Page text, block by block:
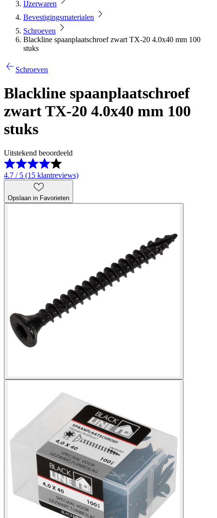
IJzerwaren
Bevestigingsmaterialen
Schroeven
Blackline spaanplaatschroef zwart TX-20 4.0x40 mm 100
stuks
Schroeven
Blackline spaanplaatschroef
zwart TX-20 4.0x40 mm 100
stuks
Uitstekend beoordeeld
4.7 / 5 (15 klantreviews)
Opslaan in Favorieten